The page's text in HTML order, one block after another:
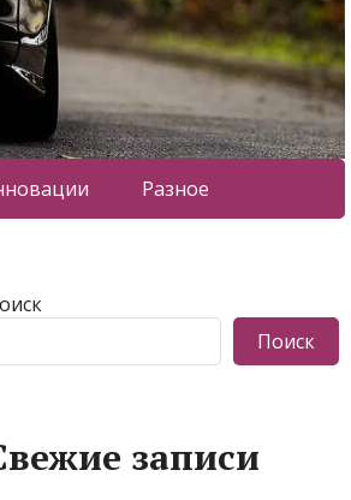
Разное
Поиск
записи